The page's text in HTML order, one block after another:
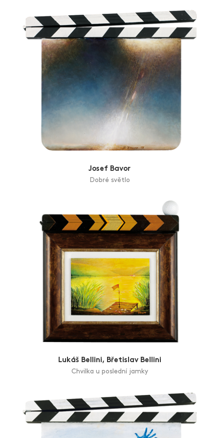
Josef Bavor
Dobré světlo
Lukáš Bellini, Břetislav Bellini
Chvilka u poslední jamky